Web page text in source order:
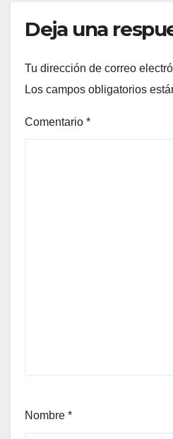
Deja una
Tu dirección de correo
Los campos obligatorios
Comentario *
Nombre *